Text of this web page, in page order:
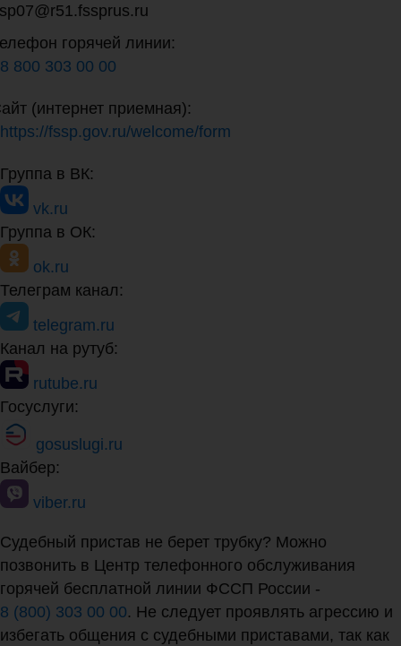
горячей линии:
8 800 303 00 00
(интернет приемная):
https://fssp.gov.ru/welcome/form
Группа в ВК:
vk.ru
Группа в ОК:
ok.ru
Телеграм канал:
telegram.ru
Канал на рутуб:
rutube.ru
Госуслуги:
gosuslugi.ru
Вайбер:
viber.ru
Судебный пристав не берет трубку? Можно
позвонить в Центр телефонного обслуживания
горячей бесплатной линии ФССП России -
8 (800) 303 00 00. Не следует проявлять агрессию и
избегать общения с судебными приставами, так как